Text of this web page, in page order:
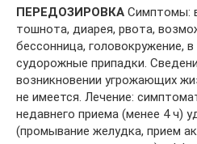
ПЕРЕДОЗИРОВКА Симптомы:
тошнота, диарея, рвота,
бессонница, головокружение,
судорожные припадки.
возникновении угрожающих
не имеется. Лечение:
недавнего приема (менее 4 ч)
(промывание желудка, прием